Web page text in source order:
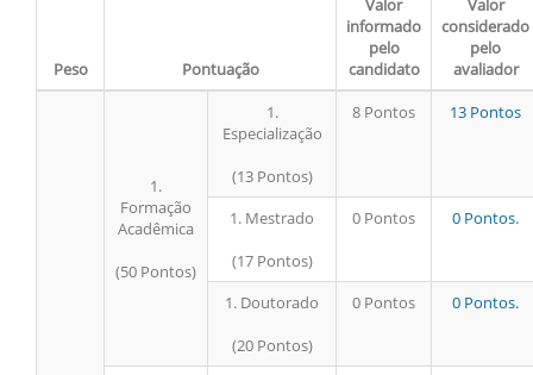
Peso Pontuação
Valor
informado
pelo
candidato
Valor
considerado
pelo
avaliador
1.
Formação
Acadêmica
(50 Pontos)
1.
Especialização
(13 Pontos)
8 Pontos 13 Pontos
1. Mestrado
(17 Pontos)
0 Pontos 0 Pontos.
1. Doutorado
(20 Pontos)
0 Pontos 0 Pontos.